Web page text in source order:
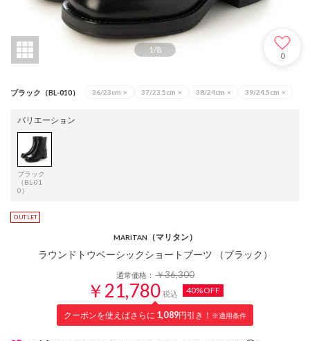
1/8
0
ブラック（BL-010） 36/23cm × 37/23.5cm × 38/24cm × 39/24.5cm ×
バリエーション
ブラック
（BL-01
0）
MARITAN （マリタン）
ラウンドトウベーシックショートブーツ （ブラック）
通常価格：￥36,300
￥21,780 税込 40%OFF
クーポンを使えばさらに 1,089円引き！ ※適用条件